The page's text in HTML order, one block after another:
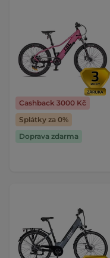
Cashback 3000 Kč
Splátky za 0%
Doprava zdarma